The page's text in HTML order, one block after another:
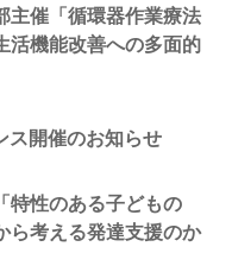
主催「循環器作業療法
活機能改善への多面的
ス開催のお知らせ
特性のある子どもの
ら考える発達支援のか